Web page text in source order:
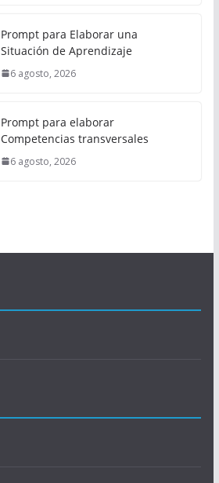
Prompt para Elaborar una
Situación de Aprendizaje
6 agosto, 2026
Prompt para elaborar
Competencias transversales
6 agosto, 2026